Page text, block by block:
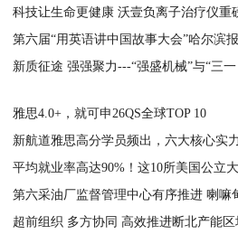
科技让生命更健康 沃壹负离子治疗仪重
第六届“用英语讲中国故事大会”哈尔滨
新质征途 强强聚力---“强盛机械”与“三一
雅思4.0+，就可申26QS全球TOP 10
新航道雅思高分学员频出，六大核心实
平均就业率高达90%！这10所美国公立
第六采油厂监督管理中心有序推进 喇嘛
超前组织 多方协同 高效推进断北产能区